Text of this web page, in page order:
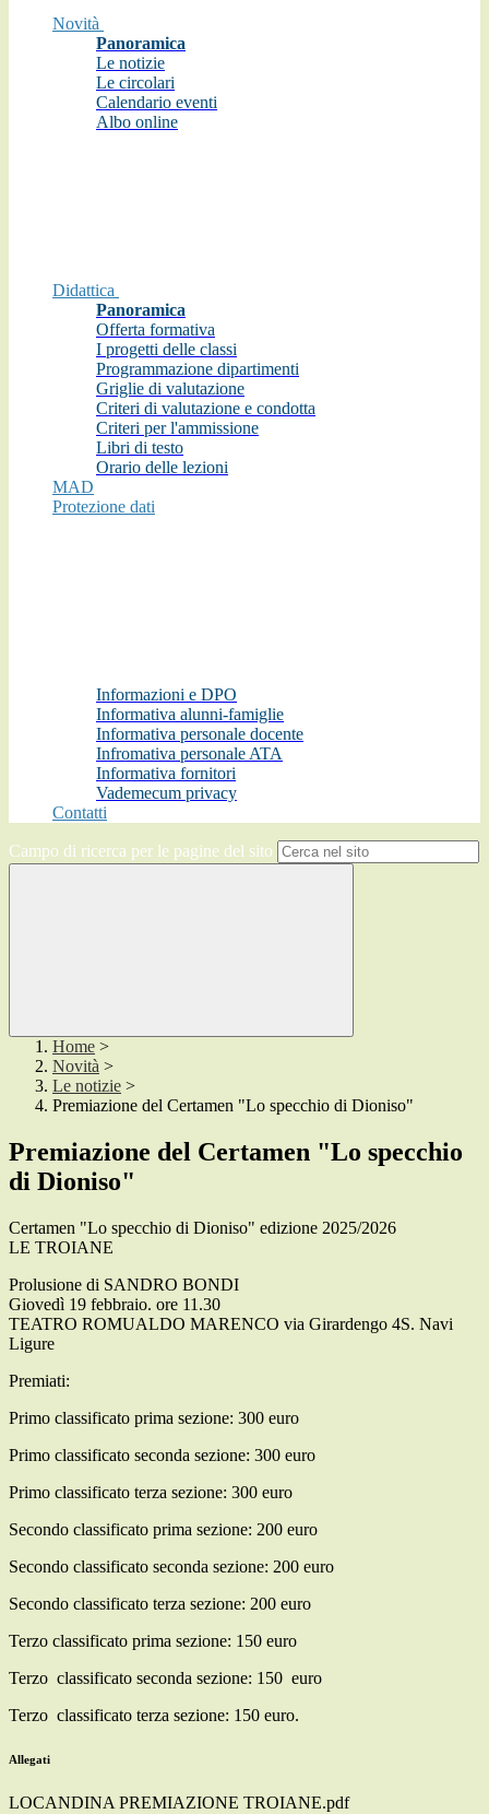
Novità
Panoramica
Le notizie
Le circolari
Calendario eventi
Albo online
Didattica
Panoramica
Offerta formativa
I progetti delle classi
Programmazione dipartimenti
Griglie di valutazione
Criteri di valutazione e condotta
Criteri per l'ammissione
Libri di testo
Orario delle lezioni
MAD
Protezione dati
Informazioni e DPO
Informativa alunni-famiglie
Informativa personale docente
Infromativa personale ATA
Informativa fornitori
Vademecum privacy
Contatti
Campo di ricerca per le pagine del sito
Home >
Novità >
Le notizie >
Premiazione del Certamen "Lo specchio di Dioniso"
Premiazione del Certamen "Lo specchio
di Dioniso"
Certamen "Lo specchio di Dioniso" edizione 2025/2026
LE TROIANE
Prolusione di SANDRO BONDI
Giovedì 19 febbraio. ore 11.30
TEATRO ROMUALDO MARENCO via Girardengo 4S. Navi
Ligure
Premiati:
Primo classificato prima sezione: 300 euro
Primo classificato seconda sezione: 300 euro
Primo classificato terza sezione: 300 euro
Secondo classificato prima sezione: 200 euro
Secondo classificato seconda sezione: 200 euro
Secondo classificato terza sezione: 200 euro
Terzo classificato prima sezione: 150 euro
Terzo classificato seconda sezione: 150 euro
Terzo classificato terza sezione: 150 euro.
Allegati
LOCANDINA PREMIAZIONE TROIANE.pdf